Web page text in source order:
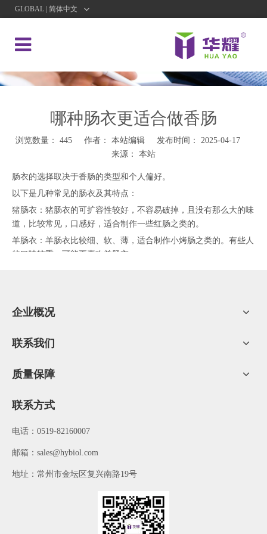
GLOBAL | 简体中文
哪种肠衣更适合做香肠
浏览数量： 445作者： 本站编辑 发布时间： 2025-04-17
来源： 本站
肠衣的选择取决于香肠的类型和个人偏好。
以下是几种常见的肠衣及其特点：
猪肠衣：猪肠衣的可扩容性较好，不容易破掉，且没有那么大的味
道，比较常见，口感好，适合制作一些红肠之类的。
羊肠衣：羊肠衣比较细、软、薄，适合制作小烤肠之类的。有些人
的口味较重，可能更喜欢羊肠衣。
人造肠衣：人造肠衣有多种形式，如塑料肠衣、纤维肠衣和纤维素
有助于保持硬香肠的形状。纤维肠衣可以由不同类型的纤维制成，
缩。后一种人造香肠肠衣是由软骨和动物骨骼中提取的胶原蛋白制
综上所述，选择哪种肠衣更适合做香肠，取决于您想要制作的香肠
企业概况
联系我们
质量保障
联系方式
电话：0519-82160007
​邮箱： sales@hybiol.com
地址：常州市金坛区复兴南路19号